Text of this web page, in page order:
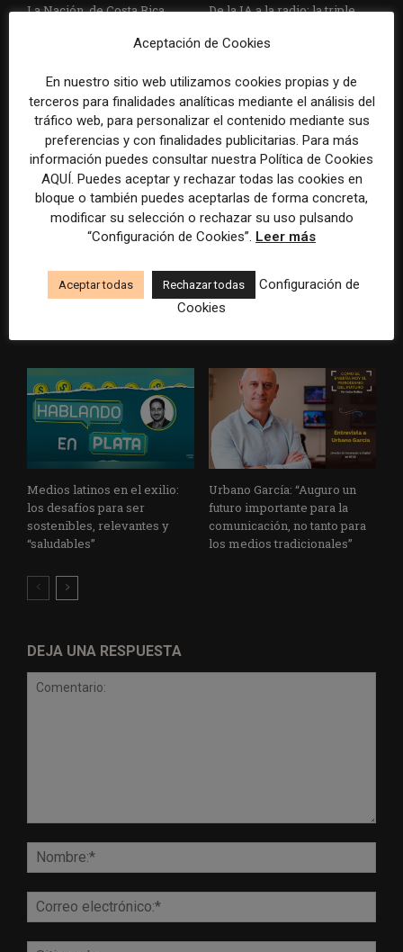
La Nación, de Costa Rica,
renovación y pone a un
la redacción
De la IA a la radio: la triple
liderazgo en audio digital
Cómo es el plan de
suscripciones para atraer
audiencias jóvenes del
medio regional argentino La
contenido es un reto en la
enseñanza de las nuevas
generaciones”
Medios latinos en el exilio:
los desafíos para ser
sostenibles, relevantes y
“saludables”
Urbano García: “Auguro un
futuro importante para la
comunicación, no tanto para
los medios tradicionales”
DEJA UNA RESPUESTA
Aceptación de Cookies
En nuestro sitio web utilizamos cookies propias y de
terceros para finalidades analíticas mediante el análisis del
tráfico web, para personalizar el contenido mediante sus
preferencias y con finalidades publicitarias. Para más
información puedes consultar nuestra Política de Cookies
AQUÍ. Puedes aceptar y rechazar todas las cookies en
bloque o también puedes aceptarlas de forma concreta,
modificar su selección o rechazar su uso pulsando
“Configuración de Cookies”. Leer más
Aceptar todas Rechazar todas
Configuración de
Cookies